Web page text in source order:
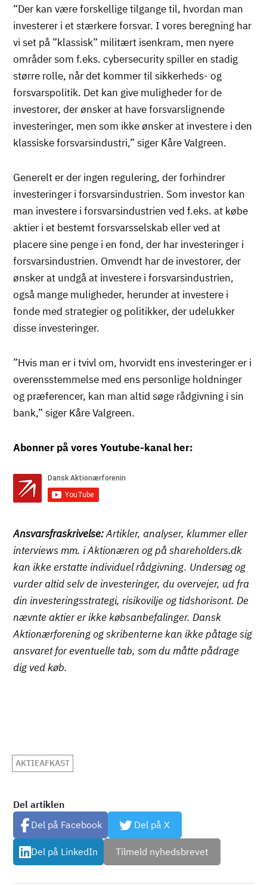
“Der kan være forskellige tilgange til, hvordan man
investerer i et stærkere forsvar. I vores beregning har
vi set på ”klassisk” militært isenkram, men nyere
områder som f.eks. cybersecurity spiller en stadig
større rolle, når det kommer til sikkerheds- og
forsvarspolitik. Det kan give muligheder for de
investorer, der ønsker at have forsvarslignende
investeringer, men som ikke ønsker at investere i den
klassiske forsvarsindustri,” siger Kåre Valgreen.
Generelt er der ingen regulering, der forhindrer
investeringer i forsvarsindustrien. Som investor kan
man investere i forsvarsindustrien ved f.eks. at købe
aktier i et bestemt forsvarsselskab eller ved at
placere sine penge i en fond, der har investeringer i
forsvarsindustrien. Omvendt har de investorer, der
ønsker at undgå at investere i forsvarsindustrien,
også mange muligheder, herunder at investere i
fonde med strategier og politikker, der udelukker
disse investeringer.
”Hvis man er i tvivl om, hvorvidt ens investeringer er i
overensstemmelse med ens personlige holdninger
og præferencer, kan man altid søge rådgivning i sin
bank,” siger Kåre Valgreen.
Abonner på vores Youtube-kanal her:
Ansvarsfraskrivelse:Artikler, analyser, klummer eller
interviews mm. i Aktionæren og på shareholders.dk
kan ikke erstatte individuel rådgivning. Undersøg og
vurder altid selv de investeringer, du overvejer, ud fra
din investeringsstrategi, risikovilje og tidshorisont. De
nævnte aktier er ikke købsanbefalinger. Dansk
Aktionærforening og skribenterne kan ikke påtage sig
ansvaret for eventuelle tab, som du måtte pådrage
dig ved køb.
AKTIEAFKAST
Del artiklen
Del på Facebook
Del på X
Del på LinkedIn Tilmeld nyhedsbrevet